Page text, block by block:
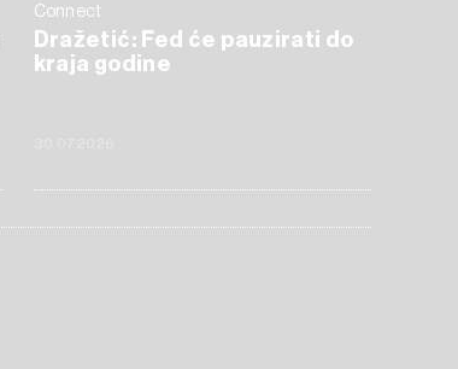
Connect
Dražetić: Fed će pauzirati do
kraja godine